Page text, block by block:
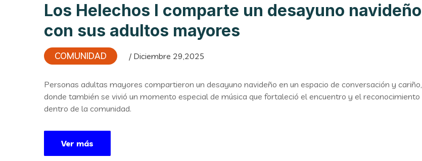
Los Helechos I comparte un desayuno navideño
con sus adultos mayores
COMUNIDAD / Diciembre 29,2025
Personas adultas mayores compartieron un desayuno navideño en un espacio de conversación y cariño,
donde también se vivió un momento especial de música que fortaleció el encuentro y el reconocimiento
dentro de la comunidad.
Ver más